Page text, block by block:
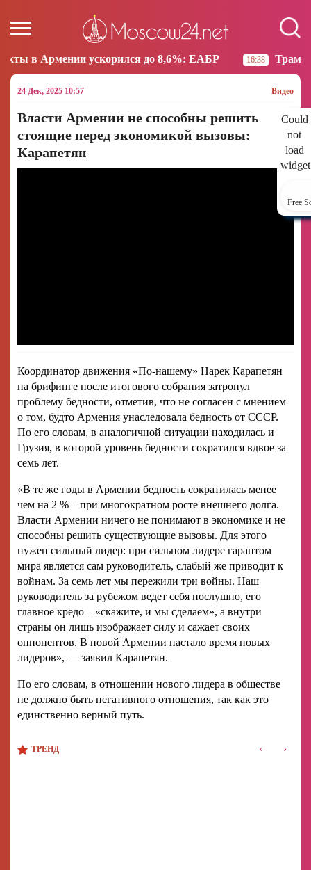
до 8,6%: ЕАБР 16:38 Трамп: США больше не
24 Дек, 2025 10:57 Видео
Could
not
load
Free
Власти Армении не способны решить
стоящие перед экономикой вызовы:
Карапетян
Координатор движения «По‑нашему» Нарек Карапетян
на брифинге после итогового собрания затронул
проблему бедности, отметив, что не согласен с мнением
о том, будто Армения унаследовала бедность от СССР.
По его словам, в аналогичной ситуации находилась и
Грузия, в которой уровень бедности сократился вдвое за
семь лет.
«В те же годы в Армении бедность сократилась менее
чем на 2 % – при многократном росте внешнего долга.
Власти Армении ничего не понимают в экономике и не
способны решить существующие вызовы. Для этого
нужен сильный лидер: при сильном лидере гарантом
мира является сам руководитель, слабый же приводит к
войнам. За семь лет мы пережили три войны. Наш
руководитель за рубежом ведет себя послушно, его
главное кредо – «скажите, и мы сделаем», а внутри
страны он лишь изображает силу и сажает своих
оппонентов. В новой Армении настало время новых
лидеров», — заявил Карапетян.
По его словам, в отношении нового лидера в обществе
не должно быть негативного отношения, так как это
единственно верный путь.
ТРЕНД ‹ ›